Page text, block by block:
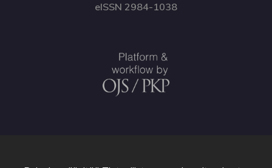
eISSN 2984-1038